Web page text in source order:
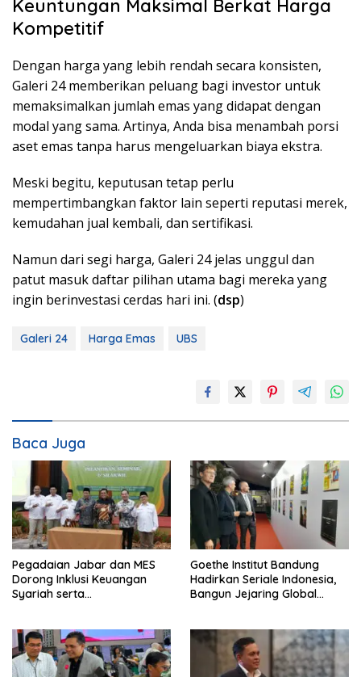
Keuntungan Maksimal Berkat Harga
Kompetitif
Dengan harga yang lebih rendah secara konsisten,
Galeri 24 memberikan peluang bagi investor untuk
memaksimalkan jumlah emas yang didapat dengan
modal yang sama. Artinya, Anda bisa menambah porsi
aset emas tanpa harus mengeluarkan biaya ekstra.
Meski begitu, keputusan tetap perlu
mempertimbangkan faktor lain seperti reputasi merek,
kemudahan jual kembali, dan sertifikasi.
Namun dari segi harga, Galeri 24 jelas unggul dan
patut masuk daftar pilihan utama bagi mereka yang
ingin berinvestasi cerdas hari ini. (dsp)
Galeri 24 Harga Emas UBS
Baca Juga
Pegadaian Jabar dan MES
Dorong Inklusi Keuangan
Syariah serta
Goethe Institut Bandung
Hadirkan Seriale Indonesia,
Bangun Jejaring Global